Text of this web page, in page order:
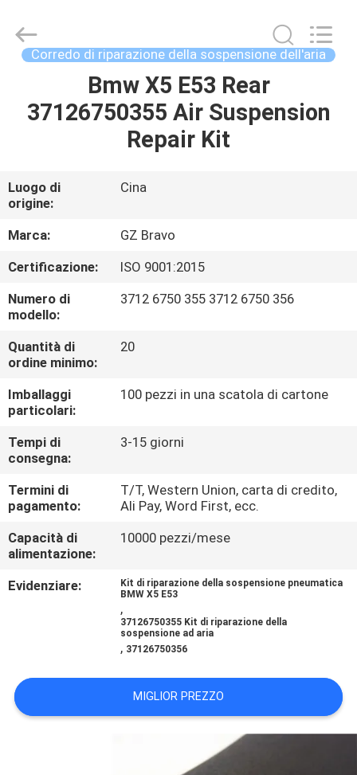
CIRCA
NOI
GIRO
DELLA
FABBRICA
CONTROLLO
DI
QUALITÀ
CONTATTICI
UNA
CITAZIONE
SITO
Parts
Limited.
Corredo di riparazione della sospensione dell'aria
Bmw X5 E53 Rear
37126750355 Air Suspension
Repair Kit
Luogo di
origine:
Cina
Marca:
GZ Bravo
Certificazione:
ISO 9001:2015
Numero di
modello:
3712 6750 355 3712 6750 356
Quantità di
ordine minimo:
20
Imballaggi
particolari:
100 pezzi in una scatola di cartone
Tempi di
consegna:
3-15 giorni
Termini di
pagamento:
T/T, Western Union, carta di credito,
Ali Pay, Word First, ecc.
Capacità di
alimentazione:
10000 pezzi/mese
Evidenziare:
Kit di riparazione della sospensione pneumatica
BMW X5 E53
,
37126750355 Kit di riparazione della
sospensione ad aria
, 37126750356
MIGLIOR PREZZO